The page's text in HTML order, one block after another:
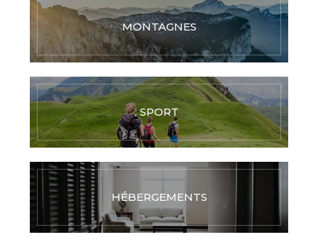
MONTAGNES
SPORT
HÉBERGEMENTS